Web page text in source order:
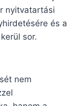
nyitvatartási
és a
sor.
nem